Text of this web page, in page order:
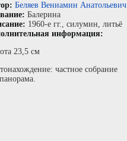
Беляев Вениамин Анатольевич
Балерина
1960-е гг., силумин, литьё
информация:
23,5 см
частное собрание